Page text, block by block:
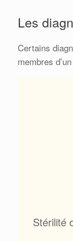
Les
Certains
membres
Stérilité